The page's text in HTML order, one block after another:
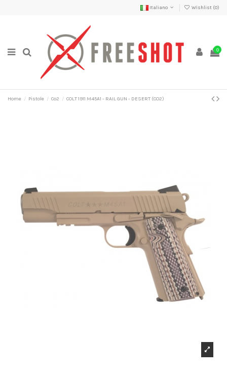
Italiano Wishlist (0)
0
Home Pistole Co2 COLT 1911 M45A1 - RAIL GUN - DESERT (CO2)